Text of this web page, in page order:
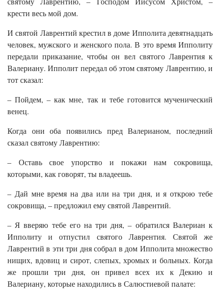
крести весь мой дом.
И святой Лаврентий крестил в доме Ипполита девятнадцать
человек, мужского и женского пола. В это время Ипполиту
передали приказание, чтобы он вел святого Лаврентия к
Валериану. Ипполит передал об этом святому Лаврентию, и
тот сказал:
– Пойдем, – как мне, так и тебе готовится мученический
венец.
Когда они оба появились пред Валерианом, последний
сказал святому Лаврентию:
– Оставь свое упорство и покажи нам сокровища,
которыми, как говорят, ты владеешь.
– Дай мне время на два или на три дня, и я открою тебе
сокровища, – предложил ему святой Лаврентий.
– Я вверяю тебе его на три дня, – обратился Валериан к
Ипполиту и отпустил святого Лаврентия. Святой же
Лаврентий в эти три дня собрал в дом Ипполита множество
нищих, вдовиц и сирот, слепых, хромых и больных. Когда
же прошли три дня, он привел всех их к Декию и
Валериану, которые находились в Салюстиевой палате: